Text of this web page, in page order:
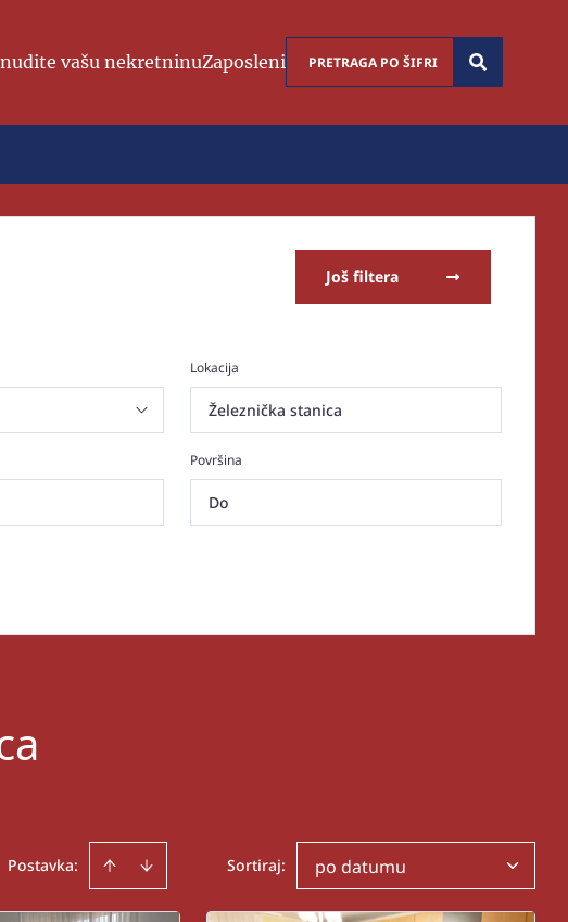
vašu nekretninuZaposleni
Još filtera
Lokacija
Železnička stanica
Površina
Postavka: Sortiraj: po datumu